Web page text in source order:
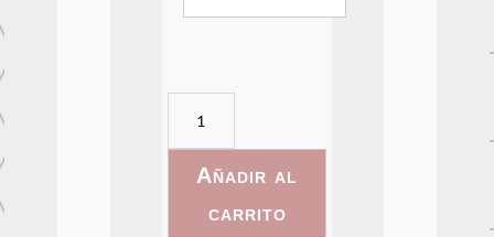
001
cantidad
Añadir al
carrito